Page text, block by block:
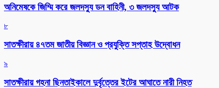
অনিমেষকে জিম্মি করে জলদস্যু ডন বাহিনী, ৩ জলদস্যু আটক
৮
সাতক্ষীরায় ৪৭তম জাতীয় বিজ্ঞান ও প্রযুক্তি সপ্তাহ উদ্বোধন
৯
সাতক্ষীরায় গহনা ছিনতাইকালে দুর্বৃত্তের ইটের আঘাতে নারী নিহত